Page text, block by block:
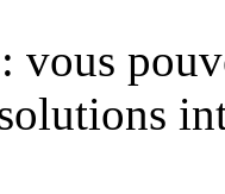
vous